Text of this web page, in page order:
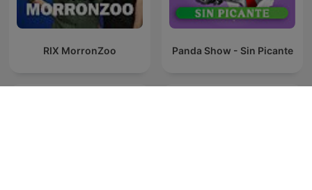
RIX MorronZoo Panda Show - Sin Picante